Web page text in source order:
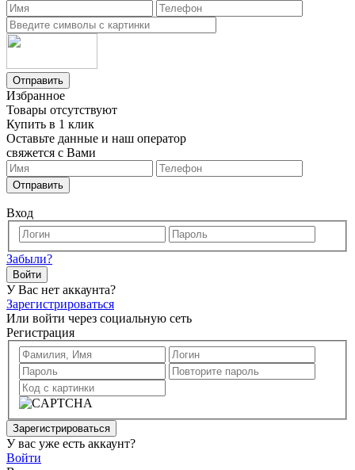
Отправить
Избранное
Товары отсутствуют
Купить в 1 клик
Оставьте данные и наш оператор
свяжется с Вами
Отправить
Вход
Забыли?
Войти
У Вас нет аккаунта?
Зарегистрироваться
Или войти через социальную сеть
Регистрация
Зарегистрироваться
У вас уже есть аккаунт?
Войти